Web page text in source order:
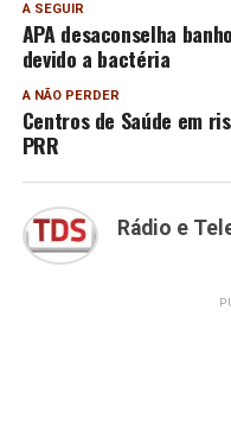
A SEGUIR
APA desaconselha
devido a bactéria
A NÃO PERDER
Centros de Saúde em
PRR
Rádio e